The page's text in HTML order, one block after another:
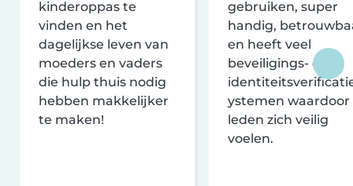
kinderoppas te
vinden en het
dagelijkse leven van
moeders en vaders
die hulp thuis nodig
hebben makkelijker
te maken!
gebruiken, super
handig,
en heeft veel
beveiligings- en
ystemen waardoor
leden zich veilig
voelen.